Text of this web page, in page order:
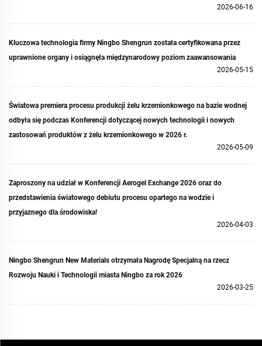
2026-06-16
Kluczowa technologia firmy Ningbo Shengrun została certyfikowana przez
uprawnione organy i osiągnęła międzynarodowy poziom zaawansowania
2026-05-15
Światowa premiera procesu produkcji żelu krzemionkowego na bazie wodnej
odbyła się podczas Konferencji dotyczącej nowych technologii i nowych
zastosowań produktów z żelu krzemionkowego w 2026 r.
2026-05-09
Zaproszony na udział w Konferencji Aerogel Exchange 2026 oraz do
przedstawienia światowego debiutu procesu opartego na wodzie i
przyjaznego dla środowiska!
2026-04-03
Ningbo Shengrun New Materials otrzymała Nagrodę Specjalną na rzecz
Rozwoju Nauki i Technologii miasta Ningbo za rok 2026
2026-03-25